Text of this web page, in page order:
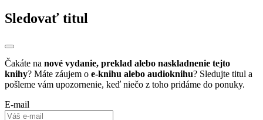
Sledovať titul
Čakáte na nové vydanie, preklad alebo naskladnenie tejto
knihy? Máte záujem o e-knihu alebo audioknihu? Sledujte titul a
pošleme vám upozornenie, keď niečo z toho pridáme do ponuky.
E-mail